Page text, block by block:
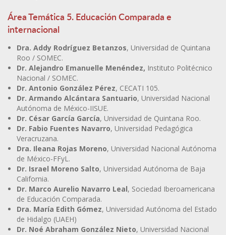
Área Temática 5. Educación Comparada e
internacional
Dra. Addy Rodríguez Betanzos, Universidad de Quintana
Roo / SOMEC.
Dr. Alejandro Emanuelle Menéndez, Instituto Politécnico
Nacional / SOMEC.
Dr. Antonio González Pérez, CECATI 105.
Dr. Armando Alcántara Santuario, Universidad Nacional
Autónoma de México-IISUE.
Dr. César García García, Universidad de Quintana Roo.
Dr. Fabio Fuentes Navarro, Universidad Pedagógica
Veracruzana.
Dra. Ileana Rojas Moreno, Universidad Nacional Autónoma
de México-FFyL.
Dr. Israel Moreno Salto, Universidad Autónoma de Baja
California.
Dr. Marco Aurelio Navarro Leal, Sociedad Iberoamericana
de Educación Comparada.
Dra. María Edith Gómez, Universidad Autónoma del Estado
de Hidalgo (UAEH)
Dr. Noé Abraham González Nieto, Universidad Nacional